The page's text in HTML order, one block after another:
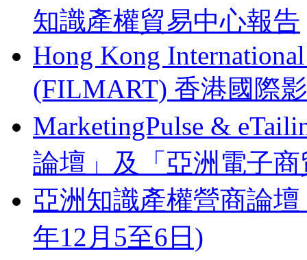
知識產權貿易中心報告
Hong Kong
(FILMART) 香港國際
MarketingPulse &
論壇」及「亞洲電子商
亞洲知識產權營商論壇
年12月5至6日)